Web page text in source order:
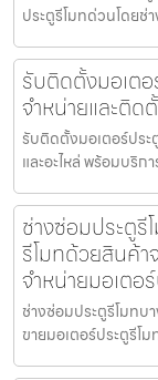
ประตูรีโมทด่วนโดยช่
รับติดตั้งมอเต
จำหน่ายและติด
รับติดตั้งมอเตอร์ปร
และอะไหล่ พร้อมบริ
ช่างซ่อมประตูรี
รีโมทด้วยสินค้า
จำหน่ายมอเตอ
ช่างซ่อมประตูรีโมทบ
ขายมอเตอร์ประตูรีโ